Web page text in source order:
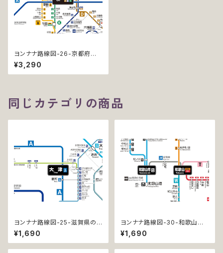
ヨンナナ路線図-26-京都府の
鉄道 (Kyoto / デジタル / LT-N
C)
¥3,290
同じカテゴリの商品
ヨンナナ路線図-25-滋賀県の
鉄道 (Shiga / デジタル / LT)
¥1,690
ヨンナナ路線図-30-和歌山県
の鉄道 (Wakayama / デジタル
/ LT)
¥1,690